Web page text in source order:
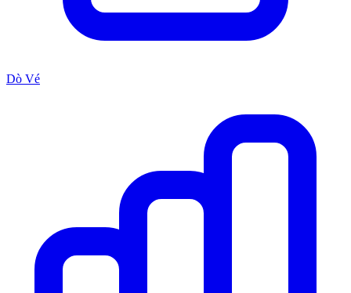
Dò Vé